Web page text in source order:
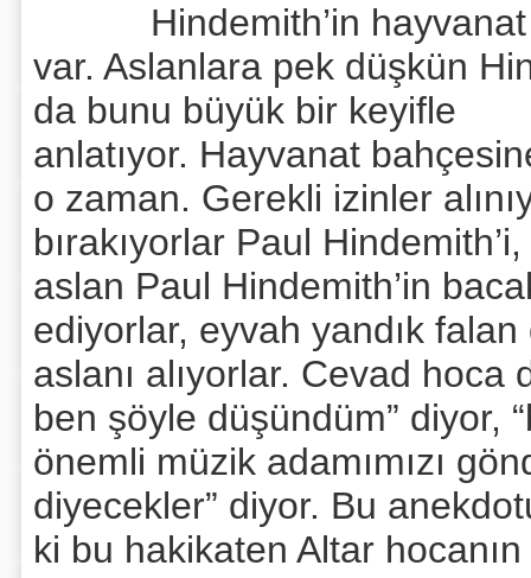
Hindemith’in hayvanat
var. Aslanlara pek düşkün
da bunu büyük bir keyifle
anlatıyor. Hayvanat
o zaman. Gerekli izinler
bırakıyorlar Paul
aslan Paul Hindemith’in
ediyorlar, eyvah yandık falan
aslanı alıyorlar. Cevad
ben şöyle düşündüm” diyor,
önemli müzik adamımızı
diyecekler” diyor. Bu
ki bu hakikaten Altar hocanın